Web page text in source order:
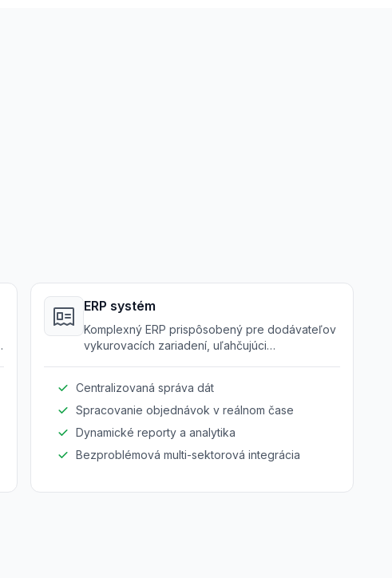
ERP systém
Komplexný ERP prispôsobený pre dodávateľov
vykurovacích zariadení, uľahčujúci
Centralizovaná správa dát
Spracovanie objednávok v reálnom čase
Dynamické reporty a analytika
Bezproblémová multi-sektorová integrácia